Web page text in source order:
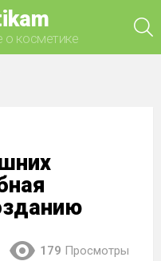
о косметике
179 Просмотры